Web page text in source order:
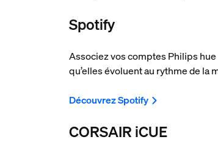
Spotify
Associez vos comptes Philips
qu’elles évoluent au rythme de la
Découvrez Spotify
CORSAIR iCUE